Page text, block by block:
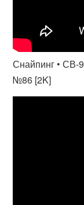
Снайпинг • СВ-
№86 [2K]